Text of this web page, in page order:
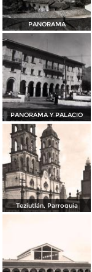
PANORAMA
PANORAMA Y PALACIO
Teziutlán, Parroquia